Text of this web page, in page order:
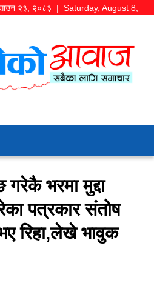
२३, २०८३ | Saturday, August 8,
गरेकै भरमा मुद्दा
पत्रकार संतोष
रिहा,लेखे भावुक